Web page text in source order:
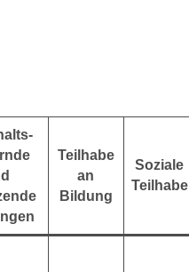
Teilhabe
an
Bildung
Soziale
Teilhabe